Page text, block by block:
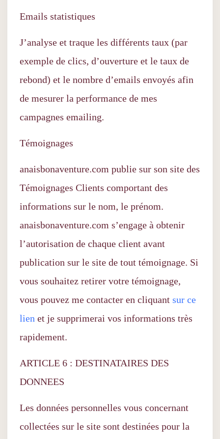
Emails statistiques
J’analyse et traque les différents taux (par
exemple de clics, d’ouverture et le taux de
rebond) et le nombre d’emails envoyés afin
de mesurer la performance de mes
campagnes emailing.
Témoignages
anaisbonaventure.com publie sur son site des
Témoignages Clients comportant des
informations sur le nom, le prénom.
anaisbonaventure.com s’engage à obtenir
l’autorisation de chaque client avant
publication sur le site de tout témoignage. Si
vous souhaitez retirer votre témoignage,
vous pouvez me contacter en cliquant sur ce
lien et je supprimerai vos informations très
rapidement.
ARTICLE 6 : DESTINATAIRES DES
DONNEES
Les données personnelles vous concernant
collectées sur le site sont destinées pour la